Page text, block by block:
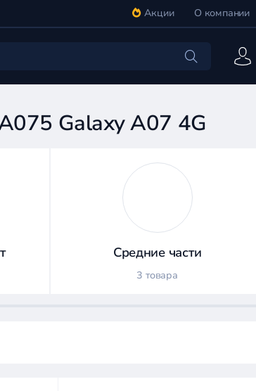
Акции О компании
Galaxy A07 4G
Средние части
3 товара